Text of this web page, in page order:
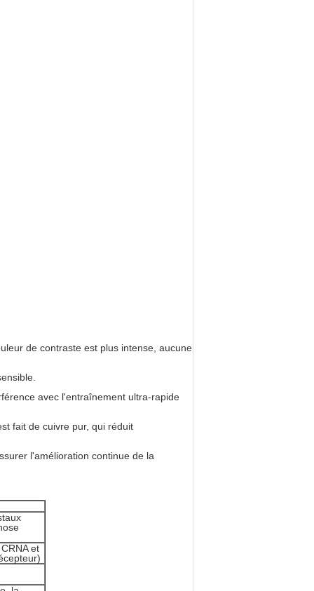
de contraste est plus intense, aucune
avec l'entraînement ultra-rapide
fait de cuivre pur, qui réduit
l'amélioration continue de la
et